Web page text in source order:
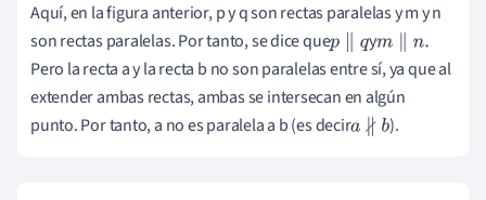
Aquí, en la figura anterior, p y q son rectas paralelas y m y n
son rectas paralelas. Por tanto, se dice quep ym∥ n
Pero la recta a y la recta b no son paralelas entre sí, ya que al
extender ambas rectas, ambas se intersecan en algún
punto. Por tanto, a no es paralela a b (es decira∦b ).